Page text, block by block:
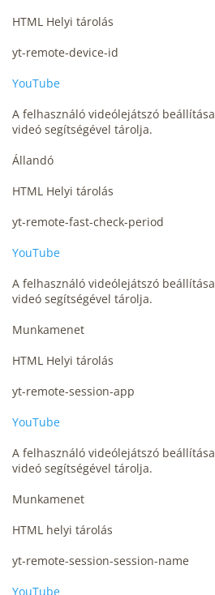
HTML Helyi tárolás
yt-remote-device-id
YouTube
A felhasználó videólejátszó
videó segítségével tárolja.
Állandó
HTML Helyi tárolás
yt-remote-fast-check-period
YouTube
A felhasználó videólejátszó
videó segítségével tárolja.
Munkamenet
HTML Helyi tárolás
yt-remote-session-app
YouTube
A felhasználó videólejátszó
videó segítségével tárolja.
Munkamenet
HTML helyi tárolás
yt-remote-session-session-name
YouTube